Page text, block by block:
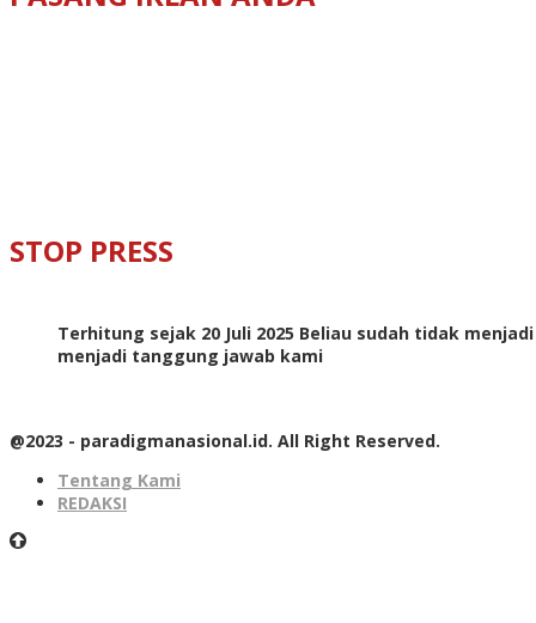
STOP PRESS
Terhitung sejak 20 Juli 2025 Beliau sudah tidak
menjadi tanggung jawab kami
@2023 - paradigmanasional.id. All Right Reserved.
Tentang Kami
REDAKSI